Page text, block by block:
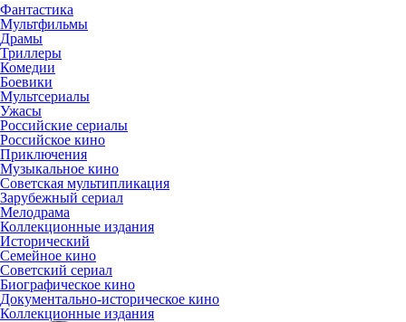
Фантастика
Мультфильмы
Драмы
Триллеры
Комедии
Боевики
Мультсериалы
Ужасы
Российские сериалы
Российское кино
Приключения
Музыкальное кино
Советская мультипликация
Зарубежный сериал
Мелодрама
Коллекционные издания
Исторический
Семейное кино
Советский сериал
Биографическое кино
Документально-историческое кино
Коллекционные издания